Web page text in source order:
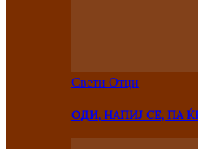
Свети Отци
ОДИ, НАПИЈ СЕ, ПА